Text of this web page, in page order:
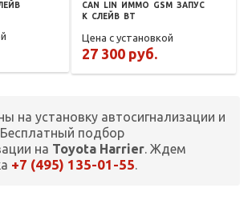
CAN LIN ИММО GSM ЗАПУС
К СЛЕЙВ BT
Цена с установкой
27 300 руб.
на установку автосигнализации и
Бесплатный подбор
на Toyota Harrier. Ждем
+7 (495) 135-01-55.